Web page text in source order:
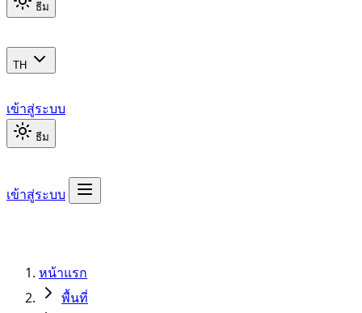
ธีม
TH
เข้าสู่ระบบ
ธีม
เข้าสู่ระบบ
หน้าแรก
พื้นที่